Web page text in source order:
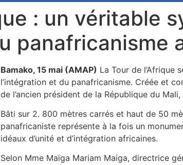
: un véritable
panafricanisme
Bamako, 15 mai (AMAP) La Tour de l’Afrique
l’intégration et du panafricanisme. Créée et
de l’ancien président de la République du
Bâti sur 2. 800 mètres carrés et haut de 50
panafricaniste représente à la fois un
idéaux d’unité et d’intégration africaines.
Selon Mme Maïga Mariam Maiga, directrice